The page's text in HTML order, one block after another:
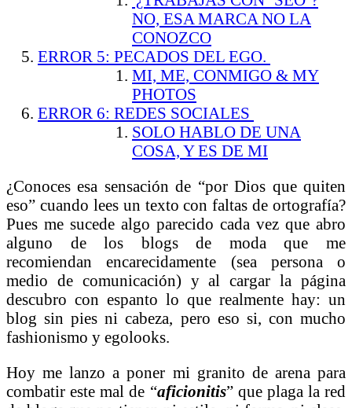
NO, ESA MARCA NO LA
CONOZCO
ERROR 5: PECADOS DEL EGO.
MI, ME, CONMIGO & MY
PHOTOS
ERROR 6: REDES SOCIALES
SOLO HABLO DE UNA
COSA, Y ES DE MI
¿Conoces esa sensación de “por Dios que quiten
eso” cuando lees un texto con faltas de ortografía?
Pues me sucede algo parecido cada vez que abro
alguno de los blogs de moda que me
recomiendan encarecidamente (sea persona o
medio de comunicación) y al cargar la página
descubro con espanto lo que realmente hay: un
blog sin pies ni cabeza, pero eso si, con mucho
fashionismo y egolooks.
Hoy me lanzo a poner mi granito de arena para
combatir este mal de “aficionitis” que plaga la red